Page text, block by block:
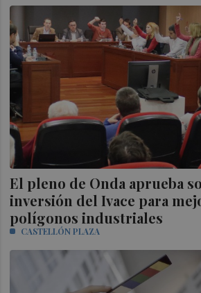
El pleno de Onda aprueba
inversión del Ivace para
polígonos industriales
CASTELLÓN PLAZA